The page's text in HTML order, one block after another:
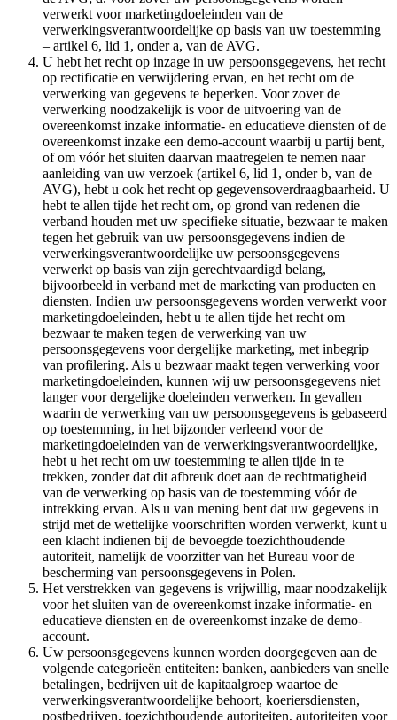
verwerkt voor marketingdoeleinden van de
verwerkingsverantwoordelijke op basis van uw toestemming
– artikel 6, lid 1, onder a, van de AVG.
U hebt het recht op inzage in uw persoonsgegevens, het recht
op rectificatie en verwijdering ervan, en het recht om de
verwerking van gegevens te beperken. Voor zover de
verwerking noodzakelijk is voor de uitvoering van de
overeenkomst inzake informatie- en educatieve diensten of de
overeenkomst inzake een demo-account waarbij u partij bent,
of om vóór het sluiten daarvan maatregelen te nemen naar
aanleiding van uw verzoek (artikel 6, lid 1, onder b, van de
AVG), hebt u ook het recht op gegevensoverdraagbaarheid. U
hebt te allen tijde het recht om, op grond van redenen die
verband houden met uw specifieke situatie, bezwaar te maken
tegen het gebruik van uw persoonsgegevens indien de
verwerkingsverantwoordelijke uw persoonsgegevens
verwerkt op basis van zijn gerechtvaardigd belang,
bijvoorbeeld in verband met de marketing van producten en
diensten. Indien uw persoonsgegevens worden verwerkt voor
marketingdoeleinden, hebt u te allen tijde het recht om
bezwaar te maken tegen de verwerking van uw
persoonsgegevens voor dergelijke marketing, met inbegrip
van profilering. Als u bezwaar maakt tegen verwerking voor
marketingdoeleinden, kunnen wij uw persoonsgegevens niet
langer voor dergelijke doeleinden verwerken. In gevallen
waarin de verwerking van uw persoonsgegevens is gebaseerd
op toestemming, in het bijzonder verleend voor de
marketingdoeleinden van de verwerkingsverantwoordelijke,
hebt u het recht om uw toestemming te allen tijde in te
trekken, zonder dat dit afbreuk doet aan de rechtmatigheid
van de verwerking op basis van de toestemming vóór de
intrekking ervan. Als u van mening bent dat uw gegevens in
strijd met de wettelijke voorschriften worden verwerkt, kunt u
een klacht indienen bij de bevoegde toezichthoudende
autoriteit, namelijk de voorzitter van het Bureau voor de
bescherming van persoonsgegevens in Polen.
Het verstrekken van gegevens is vrijwillig, maar noodzakelijk
voor het sluiten van de overeenkomst inzake informatie- en
educatieve diensten en de overeenkomst inzake de demo-
account.
Uw persoonsgegevens kunnen worden doorgegeven aan de
volgende categorieën entiteiten: banken, aanbieders van snelle
betalingen, bedrijven uit de kapitaalgroep waartoe de
verwerkingsverantwoordelijke behoort, koeriersdiensten,
postbedrijven, toezichthoudende autoriteiten, autoriteiten voor